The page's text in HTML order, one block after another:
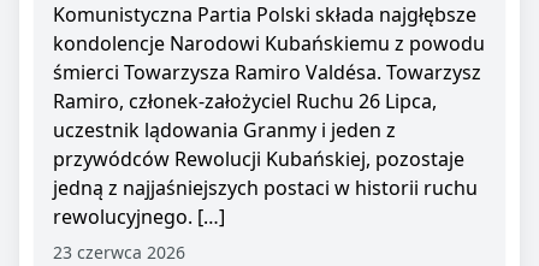
Komunistyczna Partia Polski składa najgłębsze
kondolencje Narodowi Kubańskiemu z powodu
śmierci Towarzysza Ramiro Valdésa. Towarzysz
Ramiro, członek-założyciel Ruchu 26 Lipca,
uczestnik lądowania Granmy i jeden z
przywódców Rewolucji Kubańskiej, pozostaje
jedną z najjaśniejszych postaci w historii ruchu
rewolucyjnego. […]
23 czerwca 2026